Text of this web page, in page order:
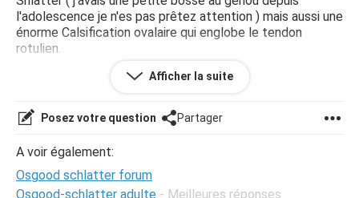
l'adolescence je n'es pas prêtez attention ) mais aussi une
énorme Calsification ovalaire qui englobe le tendon
rotulien.
Je sort du chirurgien car la radio presice avis chirurgical à
répondre car ca a l'air d'être délicat mon cas .
Il va en parler à son staff pour voir .
Qu'en pensez vous ?
Désoler des fautes . Je vous remercie de votre aide
Afficher la suite
Posez votre question Partager
A voir également:
Osgood schlatter forum
Osgood-schlatter adulte - Meilleures réponses